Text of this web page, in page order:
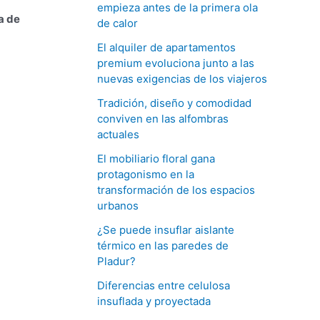
de
empieza antes de la primera ola
de calor
El alquiler de apartamentos
premium evoluciona junto a las
nuevas exigencias de los viajeros
Tradición, diseño y comodidad
conviven en las alfombras
actuales
El mobiliario floral gana
protagonismo en la
transformación de los espacios
urbanos
¿Se puede insuflar aislante
térmico en las paredes de
Pladur?
Diferencias entre celulosa
insuflada y proyectada